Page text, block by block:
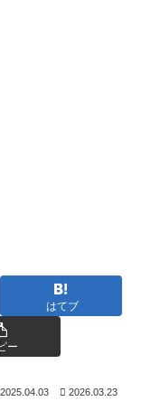
はてブ
ー
2025.04.03 2026.03.23